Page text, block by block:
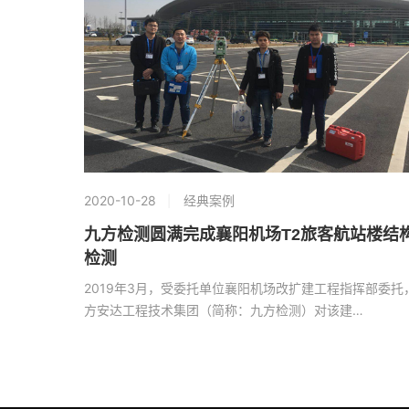
2020-10-28 经典案例
九方检测圆满完成襄阳机场T2旅客航站楼结
检测
2019年3月，受委托单位襄阳机场改扩建工程指挥部委托
方安达工程技术集团（简称：九方检测）对该建…